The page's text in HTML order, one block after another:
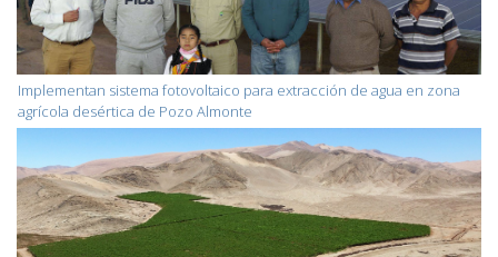
Implementan sistema fotovoltaico para extracción de agua en zona
agrícola desértica de Pozo Almonte